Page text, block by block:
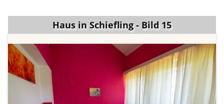
Haus in Schiefling - Bild 15